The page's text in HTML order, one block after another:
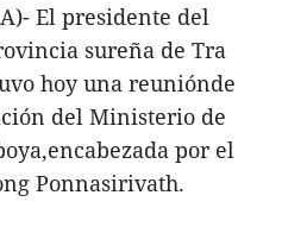
El presidente del
sureña de Tra
hoy una reuniónde
del Ministerio de
por el
Ponnasirivath.